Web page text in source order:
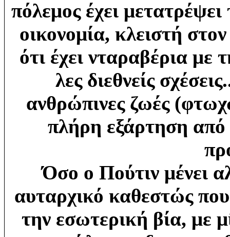
πόλεμος έχει
οικονομία, κλειστή
ότι έχει νταραβέρια με
λες διεθνείς
ανθρώπινες ζωές
πλήρη εξάρτηση από
Όσο ο Πούτιν μένει
αυταρχικό καθεστώς που
την εσωτερική βία, με